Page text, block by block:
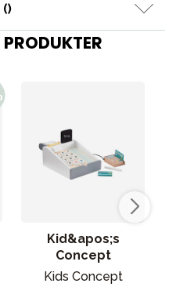
)
Kid&apos;s
Concept
Kids Concept